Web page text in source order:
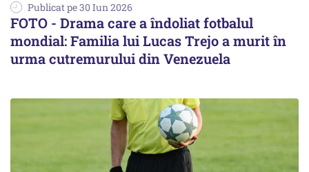
Publicat pe 30 Iun 2026
FOTO - Drama care a îndoliat fotbalul
mondial: Familia lui Lucas Trejo a murit în
urma cutremurului din Venezuela